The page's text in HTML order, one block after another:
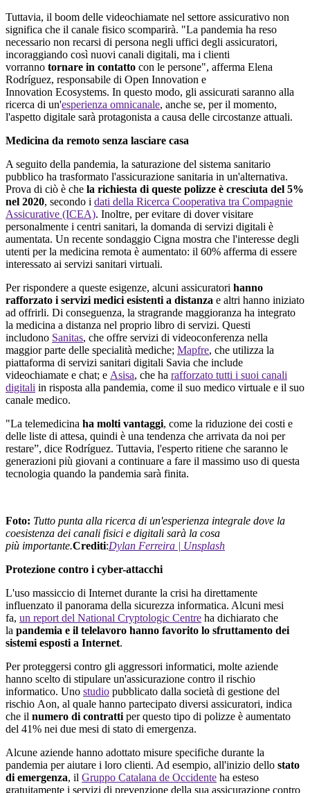
Tuttavia, il boom delle videochiamate nel settore assicurativo non
significa che il canale fisico scomparirà. "La pandemia ha reso
necessario non recarsi di persona negli uffici degli assicuratori,
incoraggiando così nuovi canali digitali, ma i clienti
vorranno tornare in contatto con le persone", afferma Elena
Rodríguez, responsabile di Open Innovation e
Innovation Ecosystems. In questo modo, gli assicurati saranno alla
ricerca di un'esperienza omnicanale, anche se, per il momento,
l'aspetto digitale sarà protagonista a causa delle circostanze attuali.
Medicina da remoto senza lasciare casa
A seguito della pandemia, la saturazione del sistema sanitario
pubblico ha trasformato l'assicurazione sanitaria in un'alternativa.
Prova di ciò è che la richiesta di queste polizze è cresciuta del 5%
nel 2020, secondo i dati della Ricerca Cooperativa tra Compagnie
Assicurative (ICEA). Inoltre, per evitare di dover visitare
personalmente i centri sanitari, la domanda di servizi digitali è
aumentata. Un recente sondaggio Cigna mostra che l'interesse degli
utenti per la medicina remota è aumentato: il 60% afferma di essere
interessato ai servizi sanitari virtuali.
Per rispondere a queste esigenze, alcuni assicuratori hanno
rafforzato i servizi medici esistenti a distanza e altri hanno iniziato
ad offrirli. Di conseguenza, la stragrande maggioranza ha integrato
la medicina a distanza nel proprio libro di servizi. Questi
includono Sanitas, che offre servizi di videoconferenza nella
maggior parte delle specialità mediche; Mapfre, che utilizza la
piattaforma di servizi sanitari digitali Savia che include
videochiamate e chat; e Asisa, che ha rafforzato tutti i suoi canali
digitali in risposta alla pandemia, come il suo medico virtuale e il suo
canale medico.
"La telemedicina ha molti vantaggi, come la riduzione dei costi e
delle liste di attesa, quindi è una tendenza che arrivata da noi per
restare”, dice Rodríguez. Tuttavia, l'esperto ritiene che saranno le
generazioni più giovani a continuare a fare il massimo uso di questa
tecnologia quando la pandemia sarà finita.
Foto: Tutto punta alla ricerca di un'esperienza integrale dove la
coesistenza dei canali fisici e digitali sarà la cosa
più importante.Crediti:Dylan Ferreira | Unsplash
Protezione contro i cyber-attacchi
L'uso massiccio di Internet durante la crisi ha direttamente
influenzato il panorama della sicurezza informatica. Alcuni mesi
fa, un report del National Cryptologic Centre ha dichiarato che
la pandemia e il telelavoro hanno favorito lo sfruttamento dei
sistemi esposti a Internet.
Per proteggersi contro gli aggressori informatici, molte aziende
hanno scelto di stipulare un'assicurazione contro il rischio
informatico. Uno studio pubblicato dalla società di gestione del
rischio Aon, al quale hanno partecipato diversi assicuratori, indica
che il numero di contratti per questo tipo di polizze è aumentato
del 41% nei due mesi di stato di emergenza.
Alcune aziende hanno adottato misure specifiche durante la
pandemia per aiutare i loro clienti. Ad esempio, all'inizio dello stato
di emergenza, il Gruppo Catalana de Occidente ha esteso
gratuitamente i servizi di prevenzione della sua assicurazione contro